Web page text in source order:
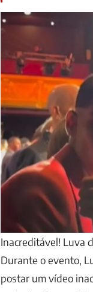
Inacreditável! Luva
Durante o evento,
postar um vídeo